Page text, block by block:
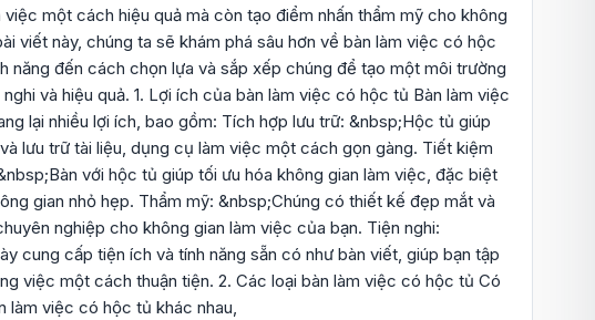
một cách hiệu quả mà còn tạo điểm nhấn thẩm mỹ cho không
viết này, chúng ta sẽ khám phá sâu hơn về bàn làm việc có hộc
năng đến cách chọn lựa và sắp xếp chúng để tạo một môi trường
và hiệu quả. 1. Lợi ích của bàn làm việc có hộc tủ Bàn làm việc
lại nhiều lợi ích, bao gồm: Tích hợp lưu trữ: &nbsp;Hộc tủ giúp
lưu trữ tài liệu, dụng cụ làm việc một cách gọn gàng. Tiết kiệm
với hộc tủ giúp tối ưu hóa không gian làm việc, đặc biệt
gian nhỏ hẹp. Thẩm mỹ: &nbsp;Chúng có thiết kế đẹp mắt và
nghiệp cho không gian làm việc của bạn. Tiện nghi:
cung cấp tiện ích và tính năng sẵn có như bàn viết, giúp bạn tập
việc một cách thuận tiện. 2. Các loại bàn làm việc có hộc tủ Có
làm việc có hộc tủ khác nhau,